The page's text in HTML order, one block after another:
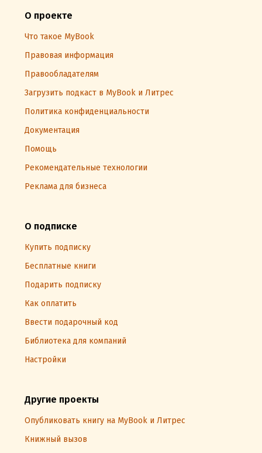
О проекте
Что такое MyBook
Правовая информация
Правообладателям
Загрузить подкаст в MyBook и Литрес
Политика конфиденциальности
Документация
Помощь
Рекомендательные технологии
Реклама для бизнеса
О подписке
Купить подписку
Бесплатные книги
Подарить подписку
Как оплатить
Ввести подарочный код
Библиотека для компаний
Настройки
Другие проекты
Опубликовать книгу на MyBook и Литрес
Книжный вызов